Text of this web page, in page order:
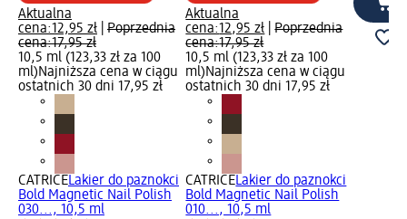
Aktualna
cena:12,95 zł
Poprzednia
cena:17,95 zł
10,5 ml (123,33 zł za 100
ml)Najniższa cena w ciągu
ostatnich 30 dni 17,95 zł
CATRICELakier do paznokci
Bold Magnetic Nail Polish
030..., 10,5 ml
Aktualna
cena:12,95 zł |Poprzednia
cena:17,95 zł
10,5 ml (123,33 zł za 100
ml)Najniższa cena w ciągu
ostatnich 30 dni 17,95 zł
CATRICELakier do paznokci
Bold Magnetic Nail Polish
010..., 10,5 ml